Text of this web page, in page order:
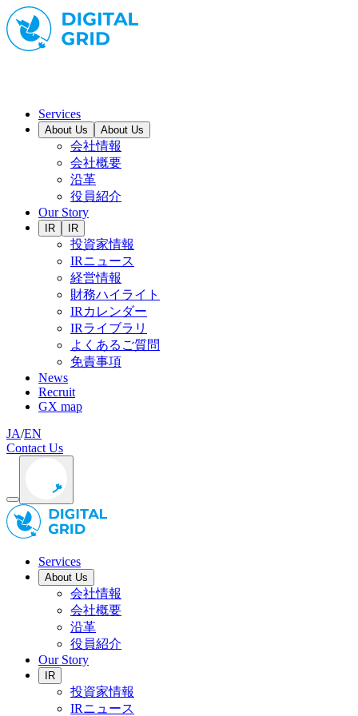
Services
About Us About Us
会社情報
会社概要
沿革
役員紹介
Our Story
IR IR
投資家情報
IRニュース
経営情報
財務ハイライト
IRカレンダー
IRライブラリ
よくあるご質問
免責事項
News
Recruit
GX map
JA/EN
Contact Us
Services
About Us
会社情報
会社概要
沿革
役員紹介
Our Story
IR
投資家情報
IRニュース